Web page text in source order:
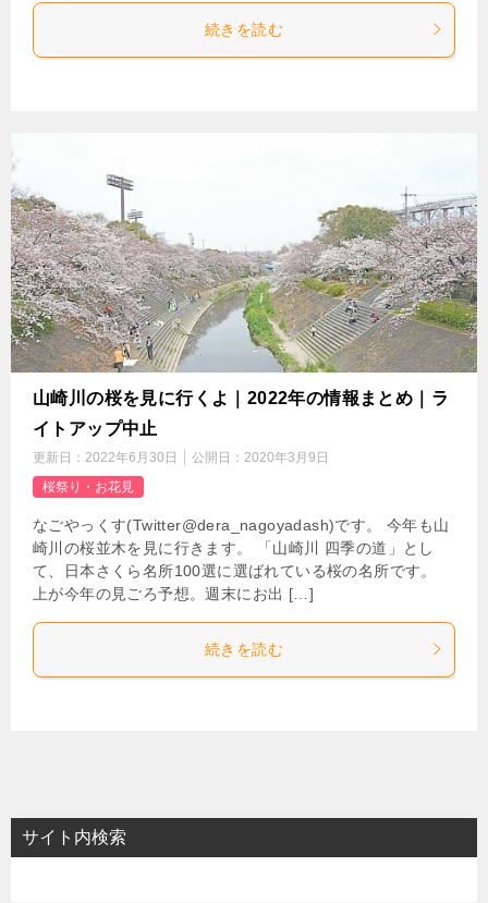
続きを読む
山崎川の桜を見に行くよ｜2022年の情報まとめ｜ラ
イトアップ中止
更新日： 2022年6月30日 公開日： 2020年3月9日
桜祭り・お花見
なごやっくす(Twitter@dera_nagoyadash)です。 今年も山
崎川の桜並木を見に行きます。 「山崎川 四季の道」とし
て、日本さくら名所100選に選ばれている桜の名所です。
上が今年の見ごろ予想。週末にお出 […]
続きを読む
サイト内検索